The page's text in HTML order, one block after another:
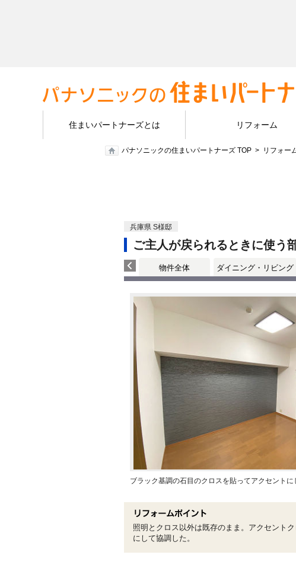
住まいパートナーズとは リフォーム
パナソニックの住まいパートナーズ TOP リフォー
兵庫県 S様邸
ご主人が戻られるときに使う
物件全体 ダイニング・リビング
ブラック基調の石目のクロスを貼ってアクセントに
照明とクロス以外は既存のまま。アクセント
にして協調した。